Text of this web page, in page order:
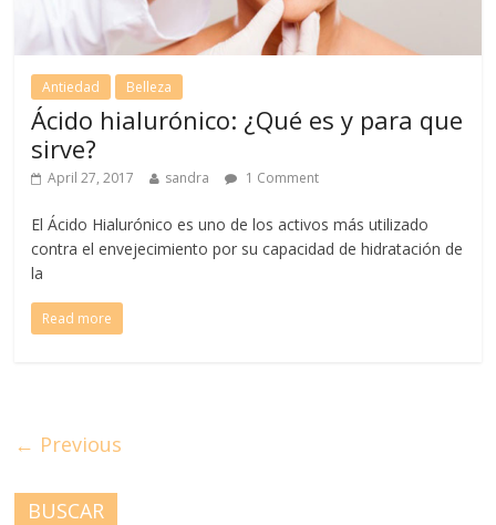
Antiedad Belleza
Ácido hialurónico: ¿Qué es y para que
sirve?
April 27, 2017 sandra 1 Comment
El Ácido Hialurónico es uno de los activos más utilizado
contra el envejecimiento por su capacidad de hidratación de
la
Read more
← Previous
BUSCAR